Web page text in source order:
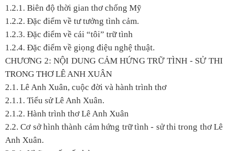
1.2.1. Biên độ thời gian thơ chống Mỹ
1.2.2. Đặc điểm về tư tưởng tình cảm.
1.2.3. Đặc điểm về cái “tôi” trữ tình
1.2.4. Đặc điểm về giọng điệu nghệ thuật.
CHƯƠNG 2: NỘI DUNG CẢM HỨNG TRỮ TÌNH - SỬ THI
TRONG THƠ LÊ ANH XUÂN
2.1. Lê Anh Xuân, cuộc đời và hành trình thơ
2.1.1. Tiểu sử Lê Anh Xuân.
2.1.2. Hành trình thơ Lê Anh Xuân
2.2. Cơ sở hình thành cảm hứng trữ tình - sử thi trong thơ Lê
Anh Xuân.